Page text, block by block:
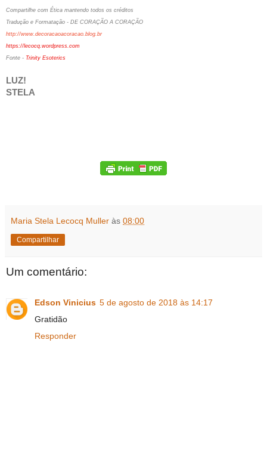
Compartilhe com Ética mantendo todos os créditos
Tradução e Formatação - DE CORAÇÃO A CORAÇÃO
http://www.decoracaoacoracao.blog.br
https://lecocq.wordpress.com
Fonte - Trinity Esoterics
LUZ!
STELA
Maria Stela Lecocq Muller às 08:00
Compartilhar
Um comentário:
Edson Vinicius 5 de agosto de 2018 às 14:17
Gratidão
Responder